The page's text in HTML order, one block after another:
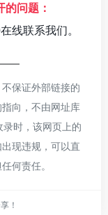
问题：
线联系我们。
保证外部链接的
向，不由网址库
时，该网页上的
现违规，可以直
何责任。
！